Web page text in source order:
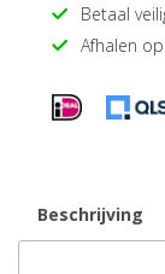
Betaal
Afhalen
Beschrijving